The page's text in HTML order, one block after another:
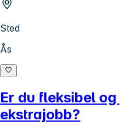
Sted
Ås
Er du fleksibel
ekstrajobb?